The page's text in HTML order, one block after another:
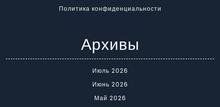
Политика конфиденциальности
Архивы
Июль 2026
Июнь 2026
Май 2026